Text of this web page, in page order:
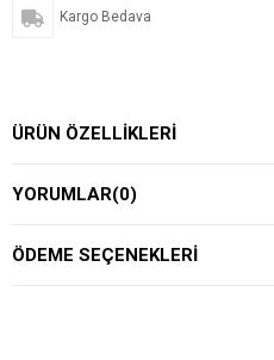
Kargo Bedava
ÜRÜN ÖZELLIKLERI
YORUMLAR(0)
ÖDEME SEÇENEKLERI